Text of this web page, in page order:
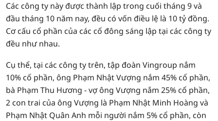
Các công ty này được thành lập trong cuối tháng 9 và
đầu tháng 10 năm nay, đều có vốn điều lệ là 10 tỷ đồng.
Cơ cấu cổ phần của các cổ đông sáng lập tại các công ty
đều như nhau.
Cụ thể, tại các công ty trên, tập đoàn Vingroup nắm
10% cổ phần, ông Phạm Nhật Vượng nắm 45% cổ phần,
bà Phạm Thu Hương - vợ ông Vượng nắm 25% cổ phần,
2 con trai của ông Vượng là Phạm Nhật Minh Hoàng và
Phạm Nhật Quân Anh mỗi người nắm 5% cổ phần, còn